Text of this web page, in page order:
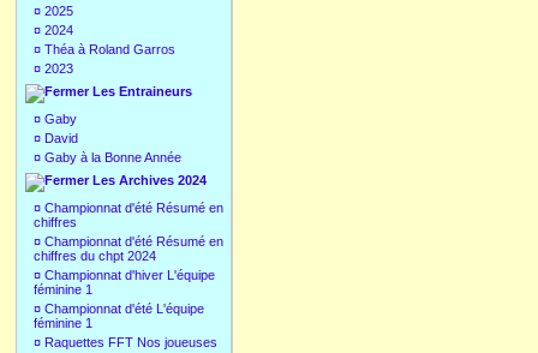
¤ 2025
¤ 2024
¤ Théa à Roland Garros
¤ 2023
Les Entraineurs
¤ Gaby
¤ David
¤ Gaby à la Bonne Année
Les Archives 2024
¤ Championnat d'été Résumé en
chiffres
¤ Championnat d'été Résumé en
chiffres du chpt 2024
¤ Championnat d'hiver L'équipe
féminine 1
¤ Championnat d'été L'équipe
féminine 1
¤ Raquettes FFT Nos joueuses